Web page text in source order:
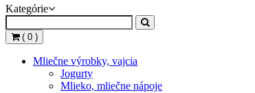
Kategórie
( 0 )
Mliečne výrobky, vajcia
Jogurty
Mlieko, mliečne nápoje